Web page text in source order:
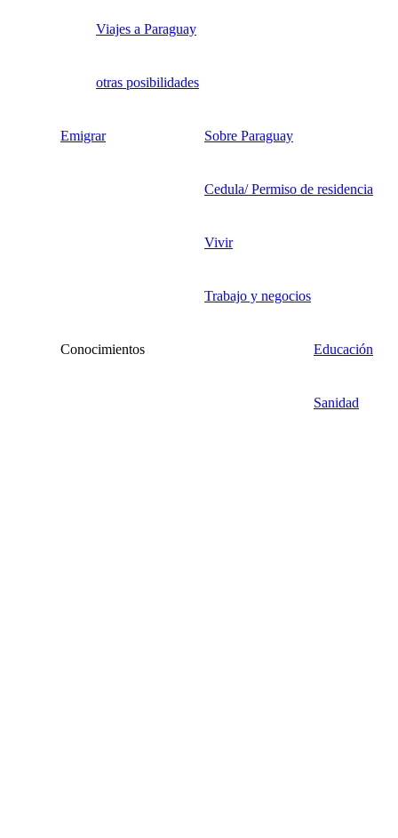
Viajes a Paraguay
otras posibilidades
Emigrar Sobre Paraguay
Cedula/ Permiso de residencia
Vivir
Trabajo y negocios
Conocimientos Educación
Sanidad